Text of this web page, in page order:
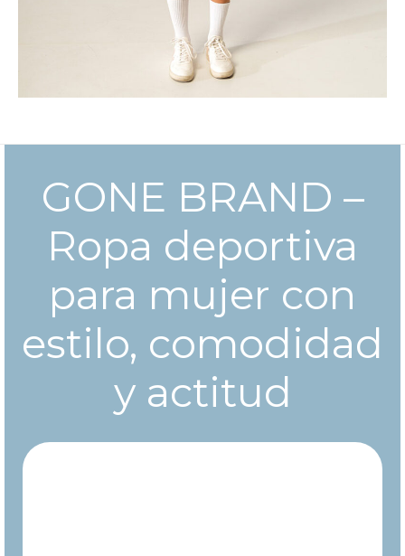
GONE BRAND –
Ropa deportiva
para mujer con
estilo, comodidad
y actitud